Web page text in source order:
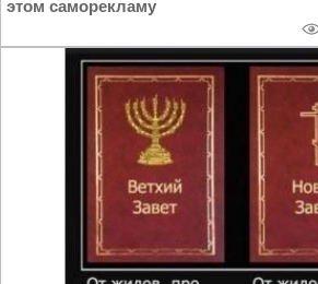
этом саморекламу